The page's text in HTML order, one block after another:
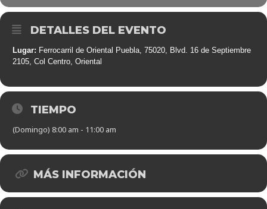
DETALLES DEL EVENTO
Lugar: Ferrocarril de Oriental Puebla, 75020, Blvd. 16 de Septiembre
2105, Col Centro, Oriental
TIEMPO
(Domingo) 8:00 am - 11:00 am
MÁS INFORMACIÓN